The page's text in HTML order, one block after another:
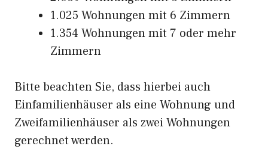
1.025 Wohnungen mit 6 Zimmern
1.354 Wohnungen mit 7 oder mehr
Zimmern
Bitte beachten Sie, dass hierbei auch
Einfamilienhäuser als eine Wohnung und
Zweifamilienhäuser als zwei Wohnungen
gerechnet werden.